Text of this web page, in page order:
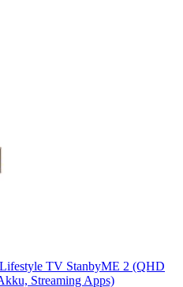
TV StanbyME 2 (QHD
Streaming Apps)